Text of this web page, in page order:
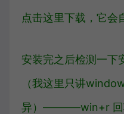
点击这里下载，它会
安装完之后检测一
（我这里只讲
异）———–win+r 回